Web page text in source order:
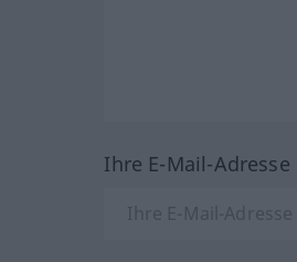
Ihre E-Mail-